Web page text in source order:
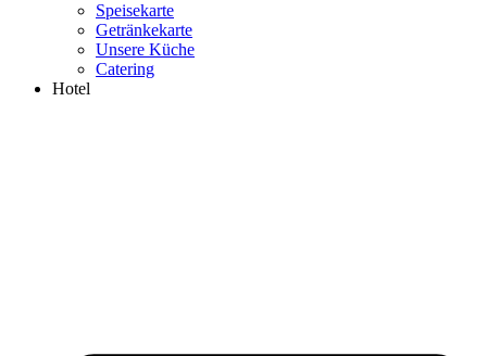
Speisekarte
Getränkekarte
Unsere Küche
Catering
Hotel